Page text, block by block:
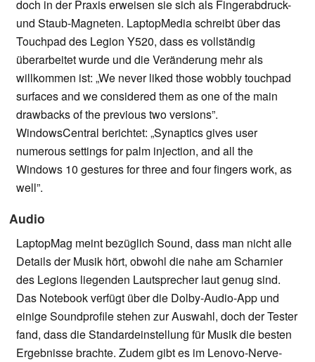
doch in der Praxis erweisen sie sich als Fingerabdruck-
und Staub-Magneten. LaptopMedia schreibt über das
Touchpad des Legion Y520, dass es vollständig
überarbeitet wurde und die Veränderung mehr als
willkommen ist: „We never liked those wobbly touchpad
surfaces and we considered them as one of the main
drawbacks of the previous two versions”.
WindowsCentral berichtet: „Synaptics gives user
numerous settings for palm injection, and all the
Windows 10 gestures for three and four fingers work, as
well”.
Audio
LaptopMag meint bezüglich Sound, dass man nicht alle
Details der Musik hört, obwohl die nahe am Scharnier
des Legions liegenden Lautsprecher laut genug sind.
Das Notebook verfügt über die Dolby-Audio-App und
einige Soundprofile stehen zur Auswahl, doch der Tester
fand, dass die Standardeinstellung für Musik die besten
Ergebnisse brachte. Zudem gibt es im Lenovo-Nerve-